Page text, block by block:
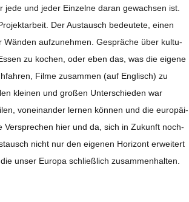
und jeder Ein­zelne daran gewach­sen ist.
Der Aus­tausch bedeu­tete, einen
Wän­den auf­zu­neh­men. Gesprä­che über kul­tu­
zu kochen, oder eben das, was die eigene
Filme zusam­men (auf Eng­lisch) zu
klei­nen und gro­ßen Unter­schie­den war
von­ein­an­der ler­nen kön­nen und die euro­päi­
Ver­spre­chen hier und da, sich in Zukunft noch­
nicht nur den eige­nen Hori­zont erwei­tert
unser Europa schließ­lich zusam­men­hal­ten.